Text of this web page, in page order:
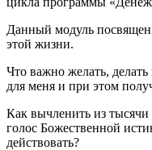
Данный модуль
этой жизни.
Что важно желать,
для меня и при этом
Как вычленить из тысячи
голос Божественной
действовать?